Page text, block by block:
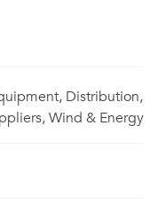
Distribution,
Wind & Energy